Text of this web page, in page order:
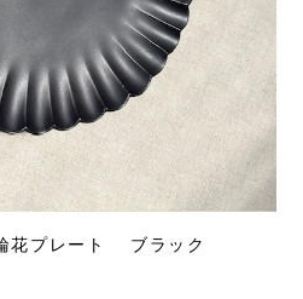
花プレート ブラック